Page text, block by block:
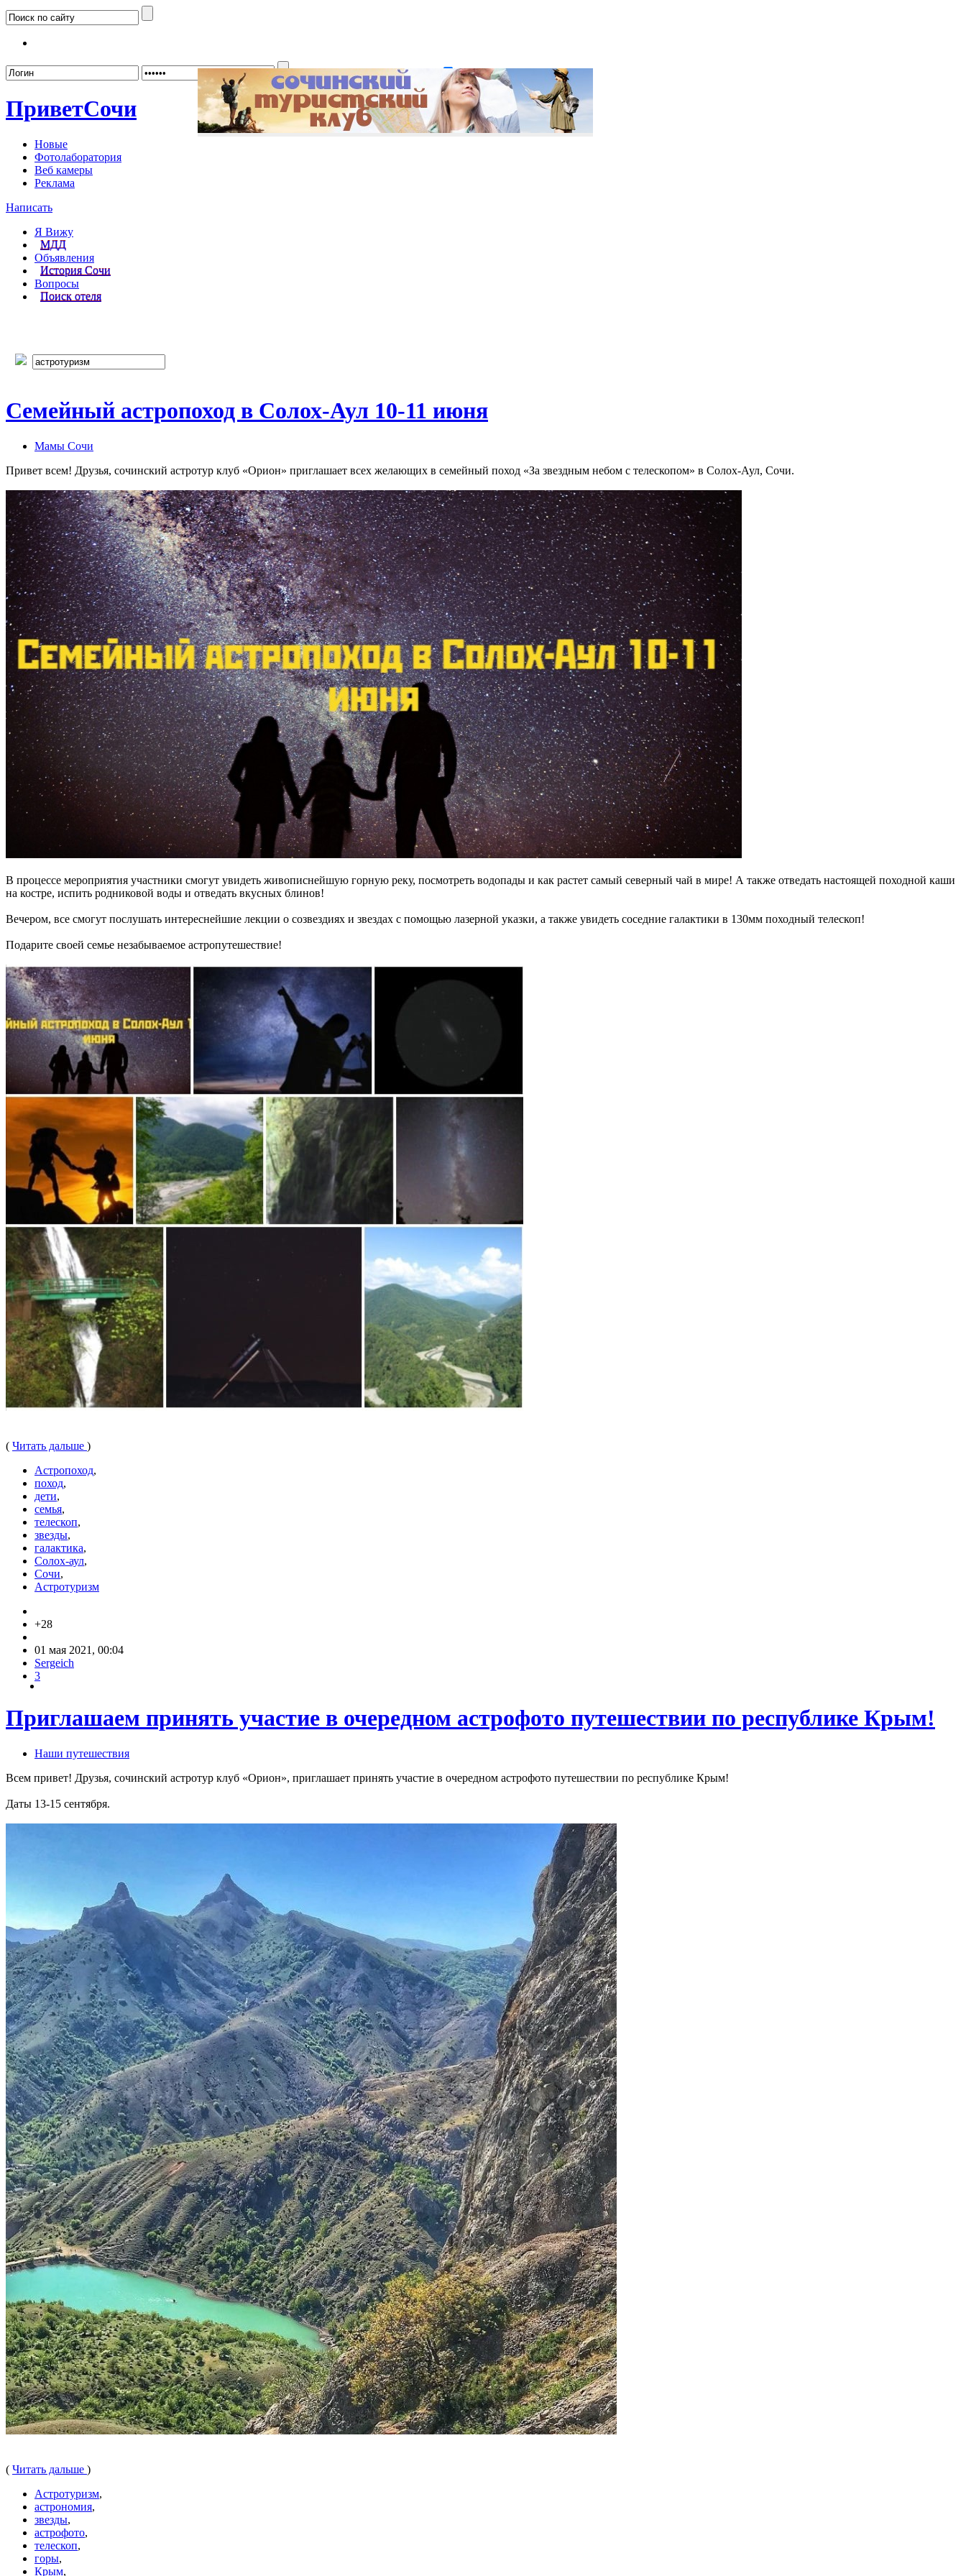
Забыли пароль? Регистрация
ПриветСочи
Новые
Фотолаборатория
Веб камеры
Реклама
Написать
Я Вижу
МДД
Объявления
История Сочи
Вопросы
Поиск отеля
Семейный астропоход в Солох-Аул 10-11 июня
Мамы Сочи
Привет всем! Друзья, сочинский астротур клуб «Орион» приглашает всех желающих в семейный поход «За звездным небом с телескопом» в Солох-Аул, Сочи.
В процессе мероприятия участники смогут увидеть живописнейшую горную реку, посмотреть водопады и как растет самый северный чай в мире! А также отведать настоящей походной каши
на костре, испить родниковой воды и отведать вкусных блинов!
Вечером, все смогут послушать интереснейшие лекции о созвездиях и звездах с помощью лазерной указки, а также увидеть соседние галактики в 130мм походный телескоп!
Подарите своей семье незабываемое астропутешествие!
( Читать дальше )
Астропоход,
поход,
дети,
семья,
телескоп,
звезды,
галактика,
Солох-аул,
Сочи,
Астротуризм
+28
01 мая 2021, 00:04
Sergeich
3
Приглашаем принять участие в очередном астрофото путешествии по республике Крым!
Наши путешествия
Всем привет! Друзья, сочинский астротур клуб «Орион», приглашает принять участие в очередном астрофото путешествии по республике Крым!
Даты 13-15 сентября.
( Читать дальше )
Астротуризм,
астрономия,
звезды,
астрофото,
телескоп,
горы,
Крым,